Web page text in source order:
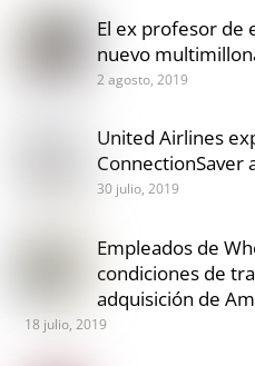
El ex profesor de
nuevo
2 agosto, 2019
United Airlines
ConnectionSaver
30 julio, 2019
Empleados de
condiciones de
adquisición de
18 julio, 2019